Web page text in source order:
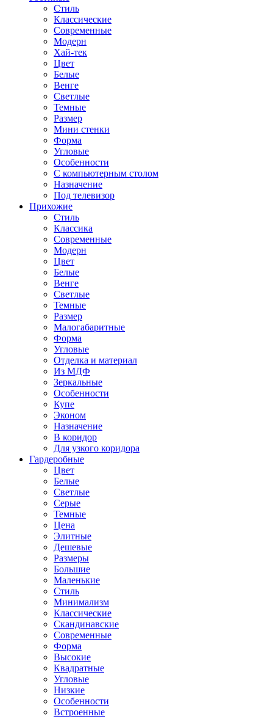
Стиль
Классические
Современные
Модерн
Хай-тек
Цвет
Белые
Венге
Светлые
Темные
Размер
Мини стенки
Форма
Угловые
Особенности
С компьютерным столом
Назначение
Под телевизор
Прихожие
Стиль
Классика
Современные
Модерн
Цвет
Белые
Венге
Светлые
Темные
Размер
Малогабаритные
Форма
Угловые
Отделка и материал
Из МДФ
Зеркальные
Особенности
Купе
Эконом
Назначение
В коридор
Для узкого коридора
Гардеробные
Цвет
Белые
Светлые
Серые
Темные
Цена
Элитные
Дешевые
Размеры
Большие
Маленькие
Стиль
Минимализм
Классические
Скандинавские
Современные
Форма
Высокие
Квадратные
Угловые
Низкие
Особенности
Встроенные